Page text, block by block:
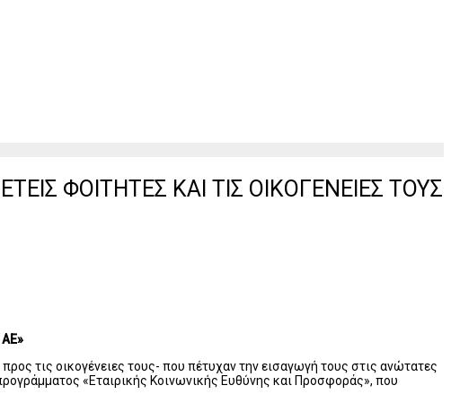
ΦΟΙΤΗΤΕΣ ΚΑΙ ΤΙΣ ΟΙΚΟΓΕΝΕΙΕΣ ΤΟΥΣ
τις οικογένειες τους- που πέτυχαν την εισαγωγή τους στις ανώτατες
«Εταιρικής Κοινωνικής Ευθύνης και Προσφοράς», που